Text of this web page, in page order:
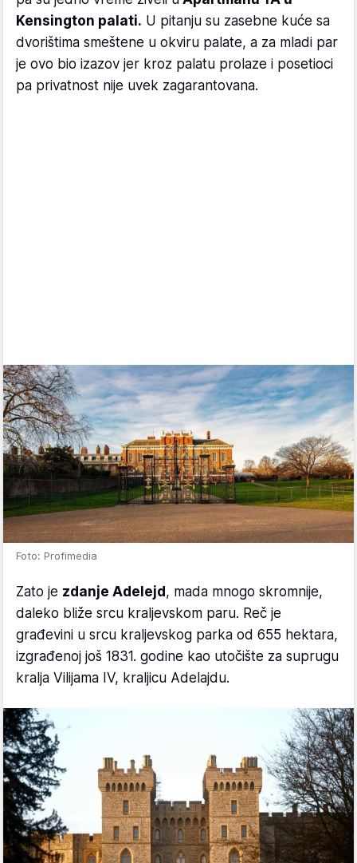
Kensington palati. U pitanju su zasebne kuće sa
dvorištima smeštene u okviru palate, a za mladi par
je ovo bio izazov jer kroz palatu prolaze i posetioci
pa privatnost nije uvek zagarantovana.
Foto: Profimedia
Zato je zdanje Adelejd, mada mnogo skromnije,
daleko bliže srcu kraljevskom paru. Reč je
građevini u srcu kraljevskog parka od 655 hektara,
izgrađenoj još 1831. godine kao utočište za suprugu
kralja Vilijama IV, kraljicu Adelajdu.